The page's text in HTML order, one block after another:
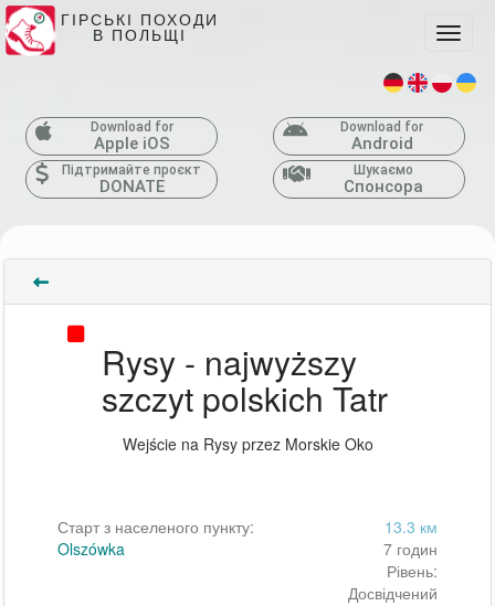
ГІРСЬКІ ПОХОДИ
В ПОЛЬЩІ
Download for
Apple iOS
Download for
Android
Підтримайте проєкт
DONATE
Шукаємо
Спонсора
Rysy - najwyższy
szczyt polskich Tatr
Wejście na Rysy przez Morskie Oko
Старт з населеного пункту:
Olszówka
13.3 км
7 годин
Рівень:
Досвідчений